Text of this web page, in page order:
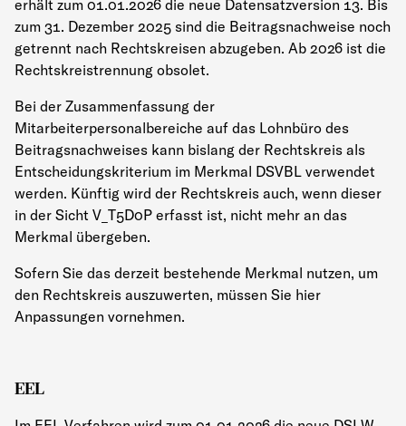
erhält zum 01.01.2026 die neue Datensatzversion 13. Bis
zum 31. Dezember 2025 sind die Beitragsnachweise noch
getrennt nach Rechtskreisen abzugeben. Ab 2026 ist die
Rechtskreistrennung obsolet.
Bei der Zusammenfassung der
Mitarbeiterpersonalbereiche auf das Lohnbüro des
Beitragsnachweises kann bislang der Rechtskreis als
Entscheidungskriterium im Merkmal DSVBL verwendet
werden. Künftig wird der Rechtskreis auch, wenn dieser
in der Sicht V_T5D0P erfasst ist, nicht mehr an das
Merkmal übergeben.
Sofern Sie das derzeit bestehende Merkmal nutzen, um
den Rechtskreis auszuwerten, müssen Sie hier
Anpassungen vornehmen.
EEL